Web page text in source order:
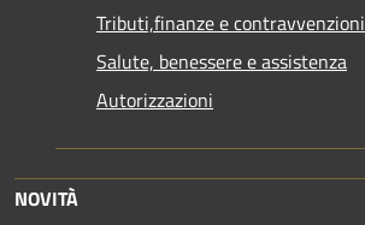
Tributi,finanze e contravvenzioni
Salute, benessere e assistenza
Autorizzazioni
NOVITÀ